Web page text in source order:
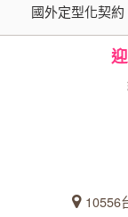
國外定型化契約
10556